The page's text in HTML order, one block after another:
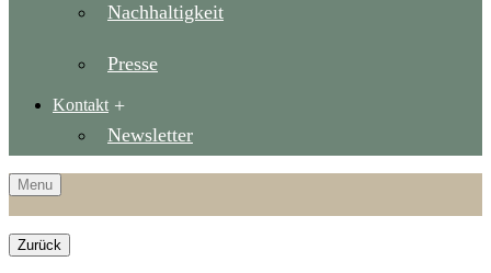
Nachhaltigkeit
Presse
Kontakt
Newsletter
Menu
Zurück